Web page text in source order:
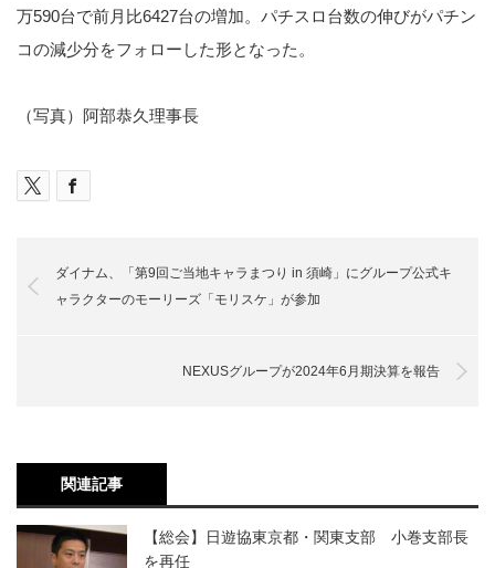
万590台で前月比6427台の増加。パチスロ台数の伸びがパチン
コの減少分をフォローした形となった。
（写真）阿部恭久理事長
ダイナム、「第9回ご当地キャラまつり in 須崎」にグループ公式キ
ャラクターのモーリーズ「モリスケ」が参加
NEXUSグループが2024年6月期決算を報告
関連記事
【総会】日遊協東京都・関東支部 小巻支部長
を再任